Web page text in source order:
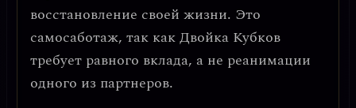
восстановление своей жизни. Это
самосаботаж, так как Двойка Кубков
требует равного вклада, а не реанимации
одного из партнеров.